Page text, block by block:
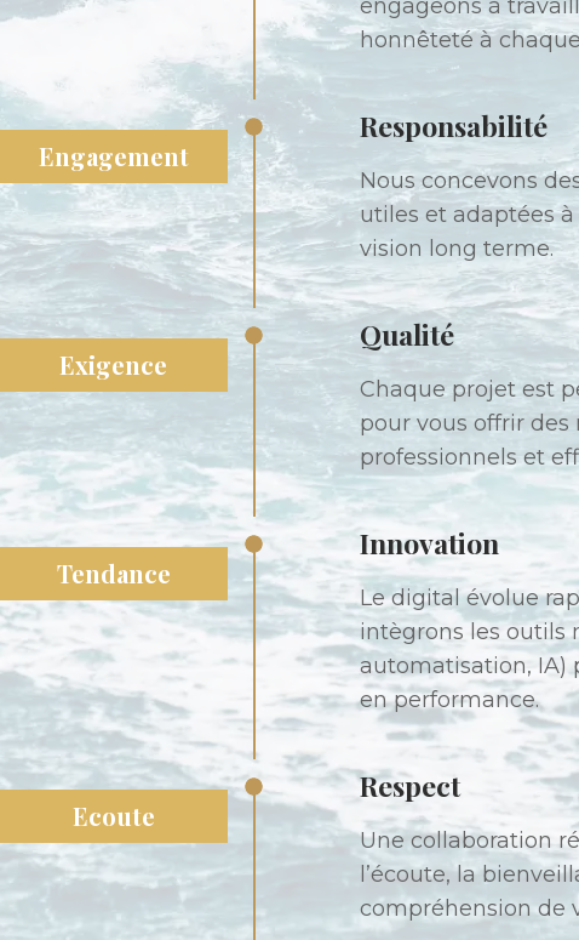
engageons à
honnêteté à
Engagement
Responsabilité
Nous concevons
utiles et adaptées
vision long terme.
Exigence
Qualité
Chaque projet est
pour vous offrir des
professionnels et
Tendance
Innovation
Le digital évolue
intègrons les outils
automatisation, IA)
en performance.
Ecoute
Respect
Une collaboration
l’écoute, la
compréhension de